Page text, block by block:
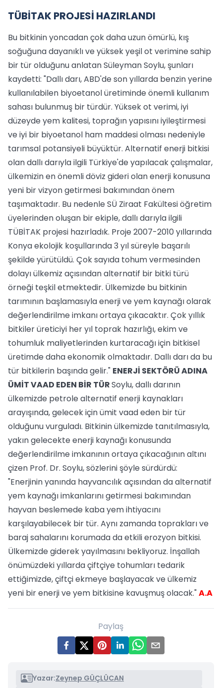
TÜBİTAK PROJESİ HAZIRLANDI
Bu bitkinin yoncadan çok daha uzun ömürlü, kış
soğuğuna dayanıklı ve yüksek yeşil ot verimine sahip
bir tür olduğunu anlatan Süleyman Soylu, şunları
kaydetti: "Dallı darı, ABD'de son yıllarda benzin yerine
kullanılabilen biyoetanol üretiminde önemli kullanım
sahası bulunmuş bir türdür. Yüksek ot verimi, iyi
düzeyde yem kalitesi, toprağın yapısını iyileştirmesi
ve iyi bir biyoetanol ham maddesi olması nedeniyle
tarımsal potansiyeli büyüktür. Alternatif enerji bitkisi
olan dallı darıyla ilgili Türkiye'de yapılacak çalışmalar,
ülkemizin en önemli döviz gideri olan enerji konusuna
yeni bir vizyon getirmesi bakımından önem
taşımaktadır. Bu nedenle SÜ Ziraat Fakültesi öğretim
üyelerinden oluşan bir ekiple, dallı darıyla ilgili
TÜBİTAK projesi hazırladık. Proje 2007-2010 yıllarında
Konya ekolojik koşullarında 3 yıl süreyle başarılı
şekilde yürütüldü. Çok sayıda tohum vermesinden
dolayı ülkemiz açısından alternatif bir bitki türü
örneği teşkil etmektedir. Ülkemizde bu bitkinin
tarımının başlamasıyla enerji ve yem kaynağı olarak
değerlendirilme imkanı ortaya çıkacaktır. Çok yıllık
bitkiler üreticiyi her yıl toprak hazırlığı, ekim ve
tohumluk maliyetlerinden kurtaracağı için bitkisel
üretimde daha ekonomik olmaktadır. Dallı darı da bu
tür bitkilerin başında gelir." ENERJİ SEKTÖRÜ ADINA
ÜMİT VAAD EDEN BİR TÜRSoylu, dallı darının
ülkemizde petrole alternatif enerji kaynakları
arayışında, gelecek için ümit vaad eden bir tür
olduğunu vurguladı. Bitkinin ülkemizde tanıtılmasıyla,
yakın gelecekte enerji kaynağı konusunda
değerlendirilme imkanının ortaya çıkacağının altını
çizen Prof. Dr. Soylu, sözlerini şöyle sürdürdü:
"Enerjinin yanında hayvancılık açısından da alternatif
yem kaynağı imkanlarını getirmesi bakımından
hayvan beslemede kaba yem ihtiyacını
karşılayabilecek bir tür. Aynı zamanda toprakları ve
baraj sahalarını korumada da etkili erozyon bitkisi.
Ülkemizde giderek yayılmasını bekliyoruz. İnşallah
önümüzdeki yıllarda çiftçiye tohumları tedarik
ettiğimizde, çiftçi ekmeye başlayacak ve ülkemiz
yeni bir enerji ve yem bitkisine kavuşmuş olacak."A.A
Paylaş
Yazar:Zeynep GÜÇLÜCAN